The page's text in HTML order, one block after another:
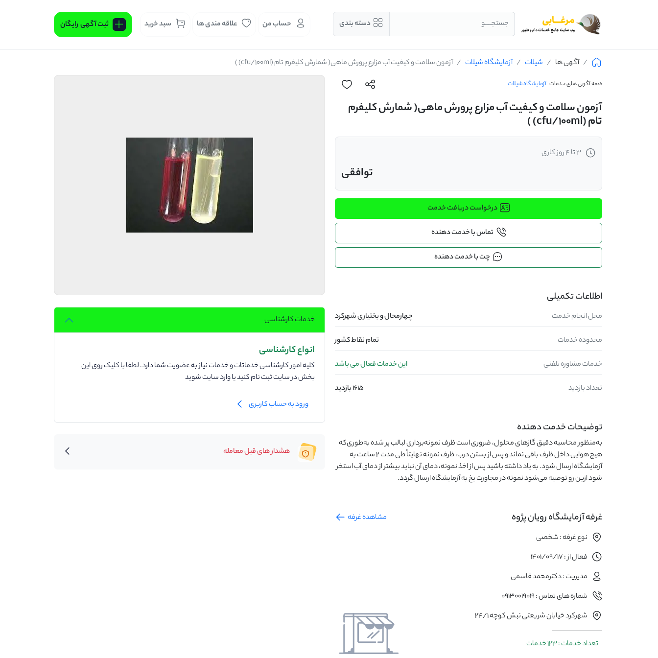
جستجــــو دسته بندی حساب من علاقه مندی ها سبد خرید ثبت آگهی رایگان
آگهی ها شیلات آزمایشگاه شیلات آزمون سلامت و کیفیت آب مزارع پرورش ماهی( شمارش کلیفرم تام (cfu/100ml) )
همه آگهی های خدمات آزمایشگاه شیلات
آزمون سلامت و کیفیت آب مزارع پرورش ماهی( شمارش کلیفرم
تام (cfu/100ml) )
3 تا 4 روز کاری
توافقی
درخواست دریافت خدمت
تماس با خدمت دهنده
چت با خدمت دهنده
اطلاعات تکمیلی
محل انجام خدمت چهارمحال و بختیاری شهرکرد
محدوده خدمات تمام نقاط کشور
خدمات مشاوره تلفنی این خدمات فعال می باشد
تعداد بازدید 1615 بازدید
توضیحات خدمت دهنده
به‌منظور محاسبه دقیق گاز‌‌‌‌‌های محلول، ضروری است ظرف نمونه‌برداری لبالب پر شده به‌طوری‌که
هیچ هوایی داخل ظرف باقی نماند و پس از بستن درب، ظرف نمونه نهایتاً طی مدت 2 ساعت به
آزمایشگاه ارسال شود. به یاد داشته باشید پس از اخذ نمونه، دمای آن نباید بیشتر از دمای آب استخر
شود ازین رو توصیه می‌شود نمونه در مجاورت یخ به آزمایشگاه ارسال گردد.
غرفه آزمایشگاه رویان پژوه
مشاهده غرفه
نوع غرفه : شخصی
فعال از : 1401/09/17
مدیریت : دکترمحمد قاسمی
شماره های تماس : 09130019019
شهرکرد خیابان شریعتی نبش کوچه 24/1
تعداد خدمات : 123 خدمات
خدمات کارشناسی
انواع کارشناسی
کلیه امور کارشناسی خدماتات و خدمات نیاز به عضویت شما دارد. لطفا با کلیک روی این
بخش در سایت ثبت نام کنید یا وارد سایت شوید
ورود به حساب کاربری
هشدار های قبل معامله